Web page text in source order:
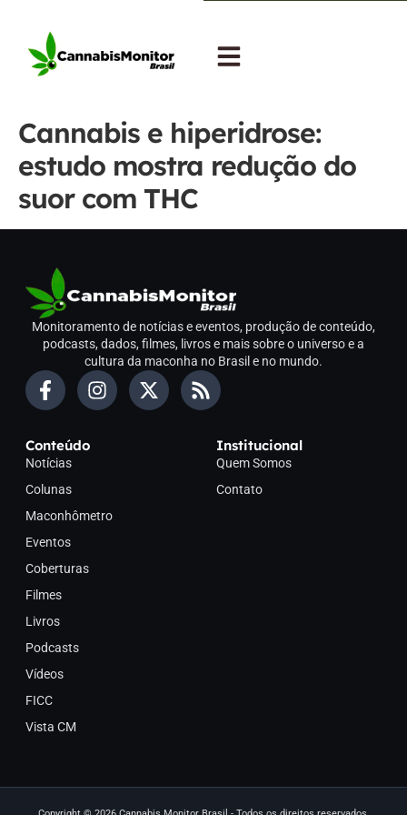
Cannabis e hiperidrose:
estudo mostra redução do
suor com THC
Monitoramento de notícias e eventos, produção de conteúdo,
podcasts, dados, filmes, livros e mais sobre o universo e a
cultura da maconha no Brasil e no mundo.
Conteúdo
Notícias
Colunas
Maconhômetro
Eventos
Coberturas
Filmes
Livros
Podcasts
Vídeos
FICC
Vista CM
Institucional
Quem Somos
Contato